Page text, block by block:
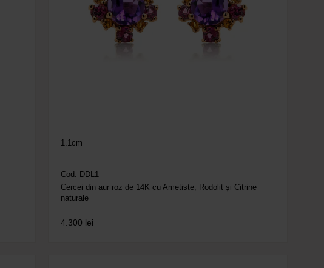
1.1cm
Cod: DDL1
Cercei din aur roz de 14K cu Ametiste, Rodolit și Citrine
naturale
4.300 lei